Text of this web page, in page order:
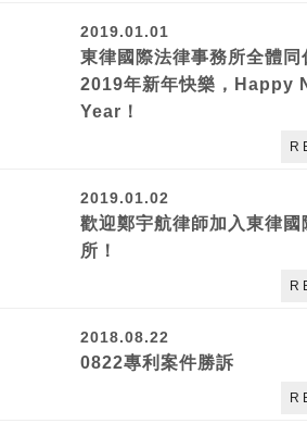
2019.01.01
東律國際法律事務所全體同
2019年新年快樂，Happy
Year！
2019.01.02
歡迎鄭宇航律師加入東律國
所！
2018.08.22
0822專利案件勝訴